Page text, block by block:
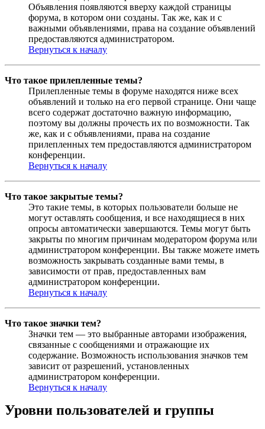
Объявления появляются вверху каждой страницы
форума, в котором они созданы. Так же, как и с
важными объявлениями, права на создание объявлений
предоставляются администратором.
Вернуться к началу
Что такое прилепленные темы?
Прилепленные темы в форуме находятся ниже всех
объявлений и только на его первой странице. Они чаще
всего содержат достаточно важную информацию,
поэтому вы должны прочесть их по возможности. Так
же, как и с объявлениями, права на создание
прилепленных тем предоставляются администратором
конференции.
Вернуться к началу
Что такое закрытые темы?
Это такие темы, в которых пользователи больше не
могут оставлять сообщения, и все находящиеся в них
опросы автоматически завершаются. Темы могут быть
закрыты по многим причинам модератором форума или
администратором конференции. Вы также можете иметь
возможность закрывать созданные вами темы, в
зависимости от прав, предоставленных вам
администратором конференции.
Вернуться к началу
Что такое значки тем?
Значки тем — это выбранные авторами изображения,
связанные с сообщениями и отражающие их
содержание. Возможность использования значков тем
зависит от разрешений, установленных
администратором конференции.
Вернуться к началу
Уровни пользователей и группы